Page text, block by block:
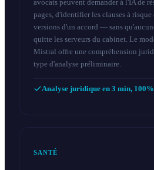
avocats peuvent demander à l'IA de
pages, d'identifier les clauses à
versions d'un accord — sans
quitte les serveurs du cabinet. Le
Mistral offre une compréhension
type d'analyse préliminaire.
Analyse juridique en 3 min,
SANTÉ